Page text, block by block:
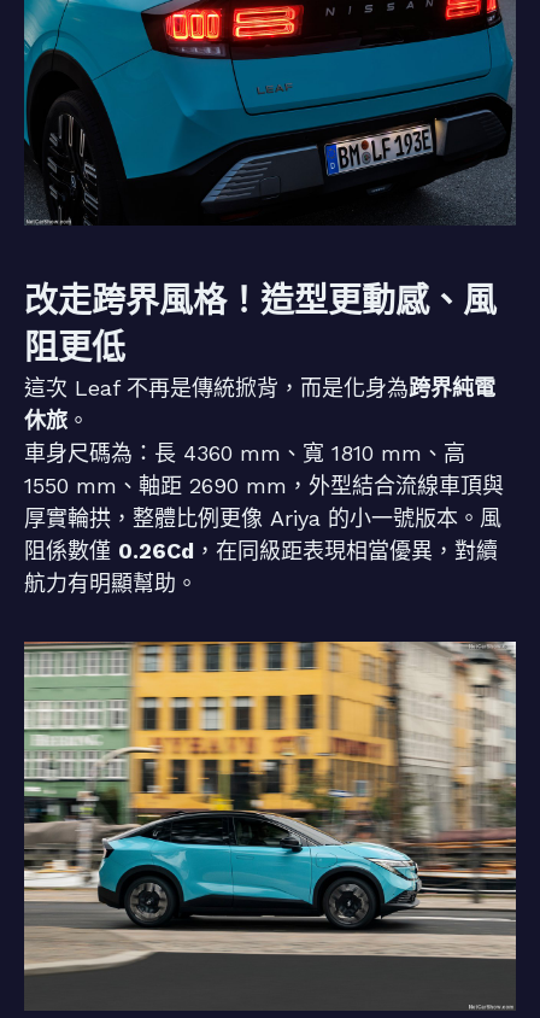
改走跨界風格！造型更動感、風
阻更低
這次 Leaf 不再是傳統掀背，而是化身為跨界純電
休旅 。
車身尺碼為：長 4360 mm、寬 1810 mm、高
1550 mm、軸距 2690 mm，外型結合流線車頂與
厚實輪拱，整體比例更像 Ariya 的小一號版本。風
阻係數僅 0.26Cd ，在同級距表現相當優異，對續
航力有明顯幫助。